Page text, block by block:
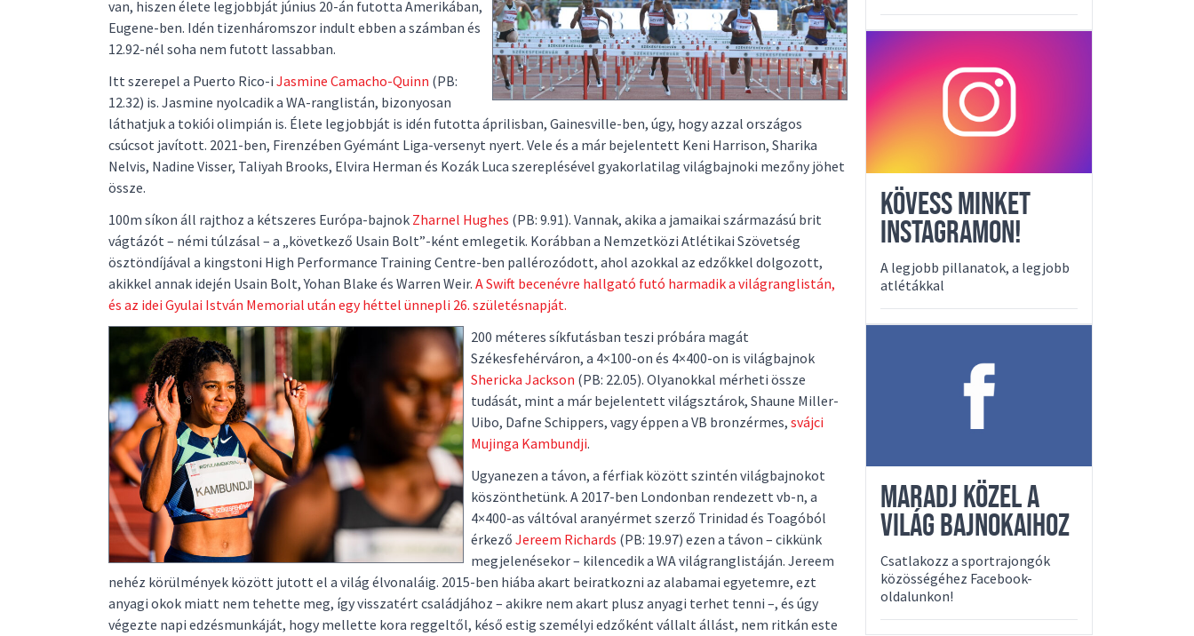
van, hiszen élete legjobbját június 20-án futotta Amerikában,
Eugene-ben. Idén tizenháromszor indult ebben a számban és
12.92-nél soha nem futott lassabban.
Itt szerepel a Puerto Rico-i Jasmine Camacho-Quinn (PB:
12.32) is. Jasmine nyolcadik a WA-ranglistán, bizonyosan
láthatjuk a tokiói olimpián is. Élete legjobbját is idén futotta áprilisban, Gainesville-ben, úgy, hogy azzal országos
csúcsot javított. 2021-ben, Firenzében Gyémánt Liga-versenyt nyert. Vele és a már bejelentett Keni Harrison, Sharika
Nelvis, Nadine Visser, Taliyah Brooks, Elvira Herman és Kozák Luca szereplésével gyakorlatilag világbajnoki mezőny jöhet
össze.
100m síkon áll rajthoz a kétszeres Európa-bajnok Zharnel Hughes (PB: 9.91). Vannak, akika a jamaikai származású brit
vágtázót – némi túlzásal – a „következő Usain Bolt”-ként emlegetik. Korábban a Nemzetközi Atlétikai Szövetség
ösztöndíjával a kingstoni High Performance Training Centre-ben pallérozódott, ahol azokkal az edzőkkel dolgozott,
akikkel annak idején Usain Bolt, Yohan Blake és Warren Weir. A Swift becenévre hallgató futó harmadik a világranglistán,
és az idei Gyulai István Memorial után egy héttel ünnepli 26. születésnapját.
200 méteres síkfutásban teszi próbára magát
Székesfehérváron, a 4×100-on és 4×400-on is világbajnok
Shericka Jackson (PB: 22.05). Olyanokkal mérheti össze
tudását, mint a már bejelentett világsztárok, Shaune Miller-
Uibo, Dafne Schippers, vagy éppen a VB bronzérmes, svájci
Mujinga Kambundji.
Ugyanezen a távon, a férfiak között szintén világbajnokot
köszönthetünk. A 2017-ben Londonban rendezett vb-n, a
4×400-as váltóval aranyérmet szerző Trinidad és Toagóból
érkező Jereem Richards (PB: 19.97) ezen a távon – cikkünk
megjelenésekor – kilencedik a WA világranglistáján. Jereem
nehéz körülmények között jutott el a világ élvonaláig. 2015-ben hiába akart beiratkozni az alabamai egyetemre, ezt
anyagi okok miatt nem tehette meg, így visszatért családjához – akikre nem akart plusz anyagi terhet tenni –, és úgy
végezte napi edzésmunkáját, hogy mellette kora reggeltől, késő estig személyi edzőként vállalt állást, nem ritkán este
KÖVESS MINKET
INSTAGRAMON!
A legjobb pillanatok, a legjobb
atlétákkal
MARADJ KÖZEL A
VILÁG BAJNOKAIHOZ
Csatlakozz a sportrajongók
közösségéhez Facebook-
oldalunkon!